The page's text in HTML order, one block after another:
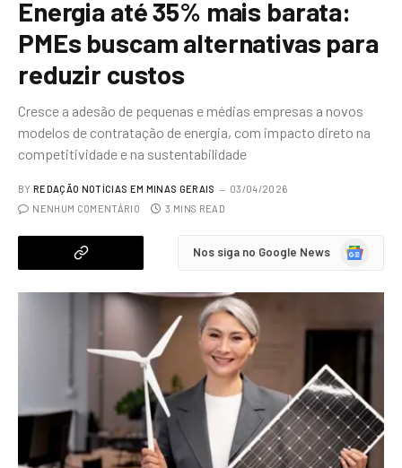
Energia até 35% mais barata:
PMEs buscam alternativas para
reduzir custos
Cresce a adesão de pequenas e médias empresas a novos
modelos de contratação de energia, com impacto direto na
competitividade e na sustentabilidade
BY REDAÇÃO NOTÍCIAS EM MINAS GERAIS
03/04/2026
NENHUM COMENTÁRIO
3 MINS READ
Nos siga no Google News
Google